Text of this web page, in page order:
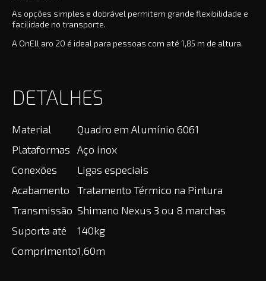
As opções simples e dobrável permitem grande flexibilidade e
facilidade no transporte.
A OnEll aro 20 é ideal para pessoas com até 1,85 m de altura.
DETALHES
Material
Quadro em Alumínio 6061
Plataformas Aço inox
Conexões
Ligas especiais
Acabamento
Tratamento Térmico na Pintura
Transmissão Shimano Nexus 3 ou 8 marchas
Suporta até
140kg
Comprimento1,60m